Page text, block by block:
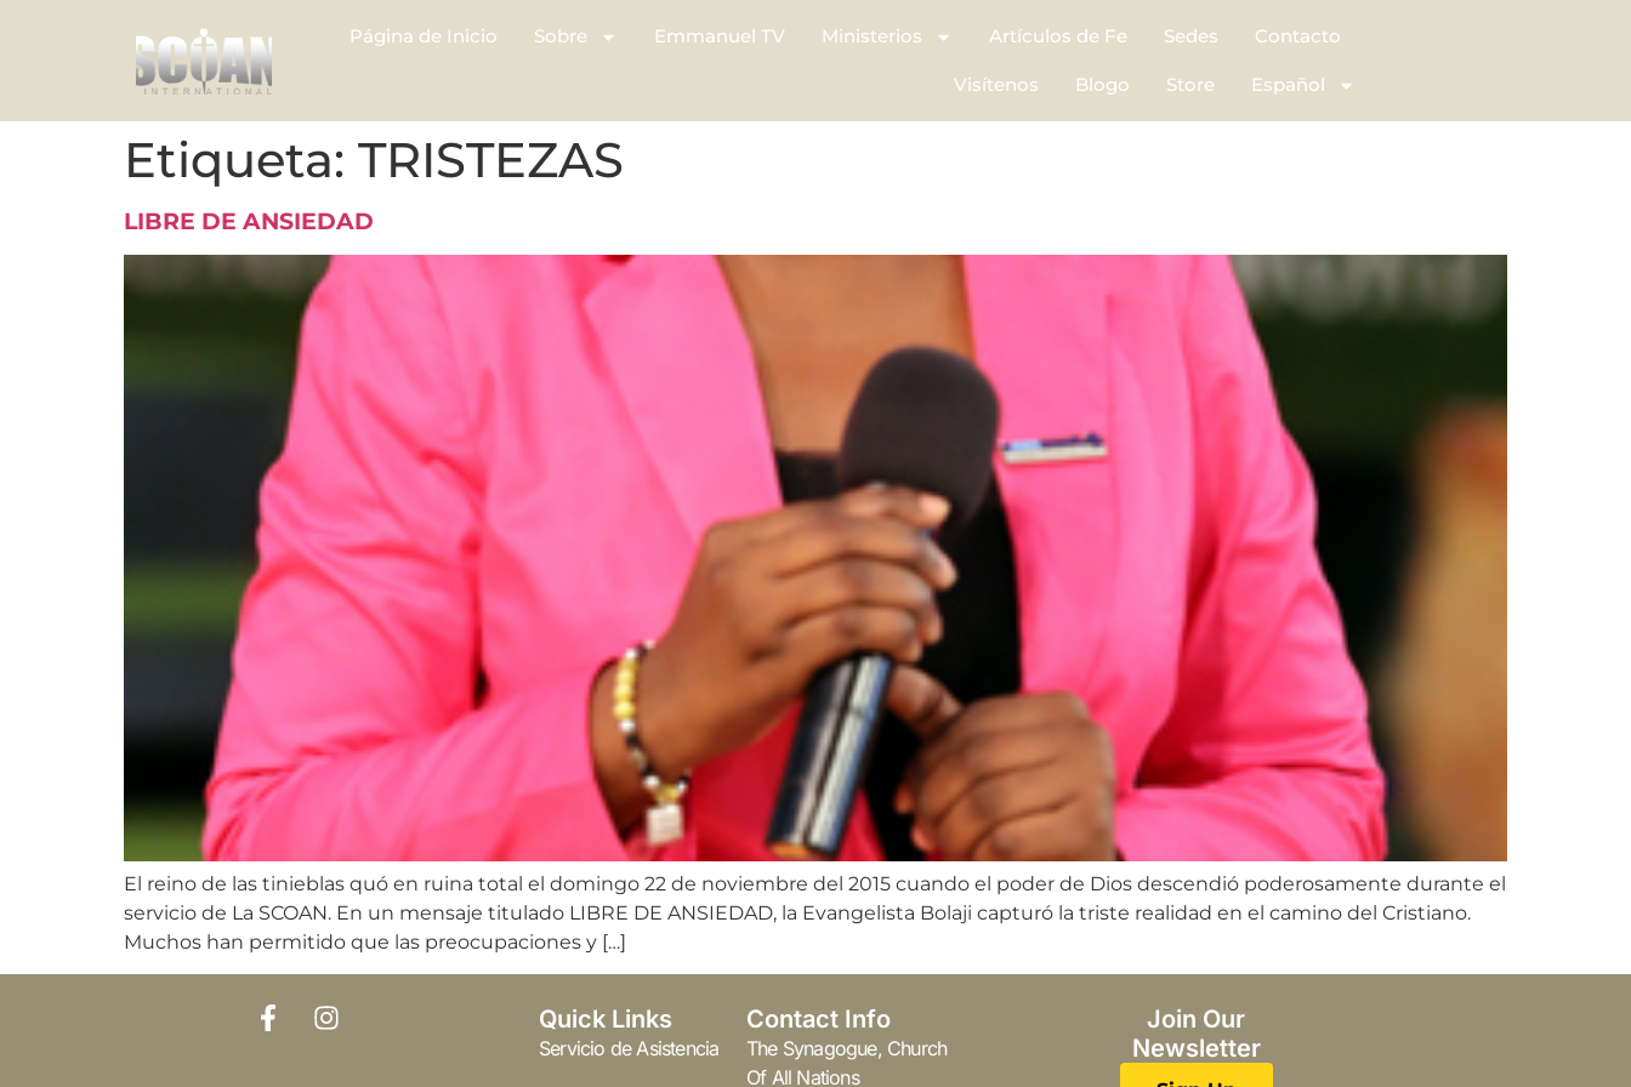
Página de Inicio Sobre Emmanuel TV Ministerios Artículos de Fe Sedes Contacto
Visítenos Blogo Store Español
Etiqueta: TRISTEZAS
LIBRE DE ANSIEDAD
El reino de las tinieblas quó en ruina total el domingo 22 de noviembre del 2015 cuando el poder de Dios descendió poderosamente durante el
servicio de La SCOAN. En un mensaje titulado LIBRE DE ANSIEDAD, la Evangelista Bolaji capturó la triste realidad en el camino del Cristiano.
Muchos han permitido que las preocupaciones y […]
Quick Links
Servicio de Asistencia
Contact Info
The Synagogue, Church
Of All Nations
Join Our
Newsletter